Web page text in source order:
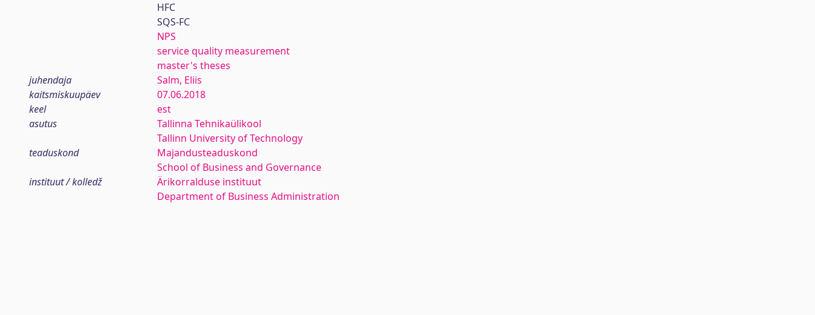
HFC
SQS-FC
NPS
service quality measurement
master's theses
juhendaja
Salm, Eliis
kaitsmiskuupäev
07.06.2018
keel
est
asutus
Tallinna Tehnikaülikool
Tallinn University of Technology
teaduskond
Majandusteaduskond
School of Business and Governance
instituut / kolledž
Ärikorralduse instituut
Department of Business Administration